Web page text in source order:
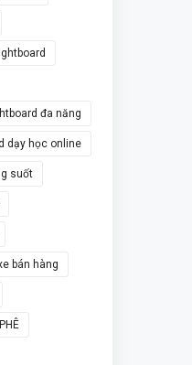
đa năng
dạy học online
suốt
bán hàng